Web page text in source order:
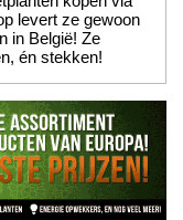
levert ze gewoon
in België! Ze
én stekken!